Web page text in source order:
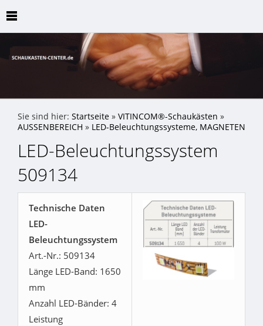
Sie sind hier: Startseite » VITINCOM®-Schaukästen »
AUSSENBEREICH » LED-Beleuchtungssysteme, MAGNETEN
LED-Beleuchtungssystem
509134
Technische Daten
LED-
Beleuchtungssystem
Art.-Nr.: 509134
Länge LED-Band: 1650
mm
Anzahl LED-Bänder: 4
Leistung